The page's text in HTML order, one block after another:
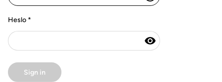
Heslo *